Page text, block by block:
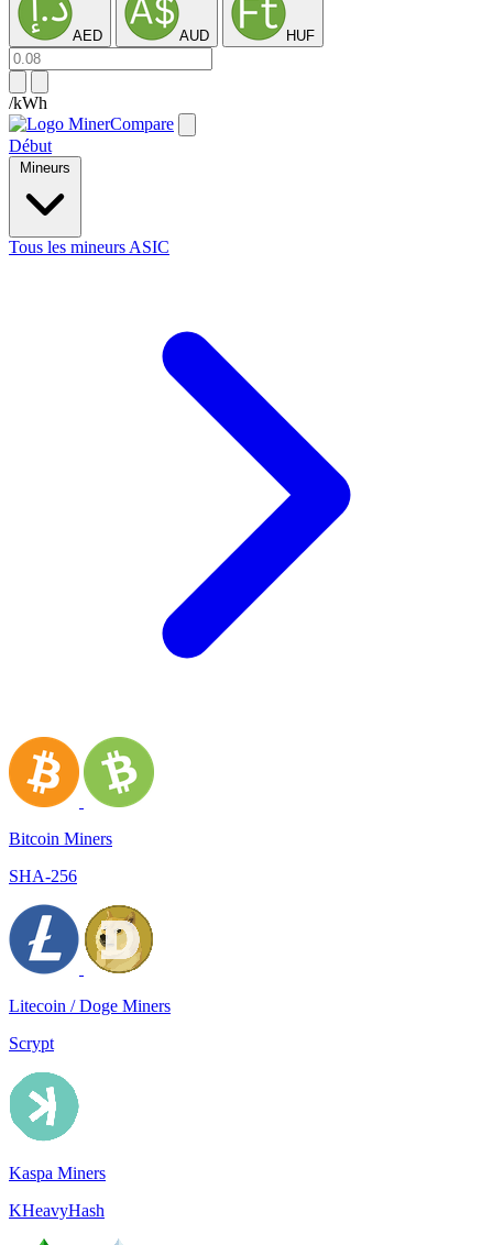
AED AUD HUF
/kWh
Début
Mineurs
Tous les mineurs ASIC
Bitcoin Miners
SHA-256
Litecoin / Doge Miners
Scrypt
Kaspa Miners
KHeavyHash